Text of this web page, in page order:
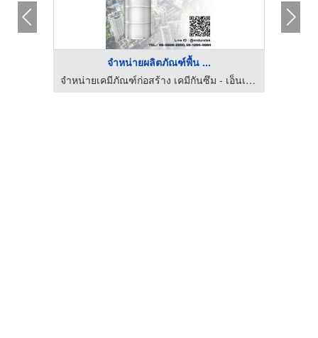
จำหน่ายผลิตภัณฑ์พื้น ...
จำหน่ายเคมีภัณฑ์ก่อสร้าง เคมีกันซึม - เอ็นเดอร์เทค